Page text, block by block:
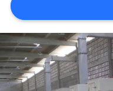
যোগাযোগ
করুন
খবর